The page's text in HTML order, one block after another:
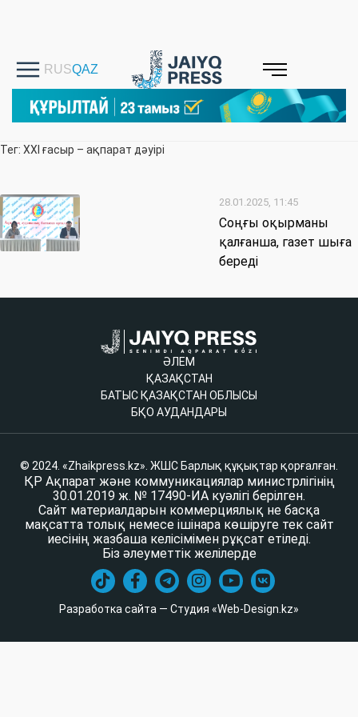
Тег: ХХІ ғасыр – ақпарат дәуірі
28.01.2025, 11:45
Соңғы оқырманы
қалғанша, газет шыға
береді
ӘЛЕМ
ҚАЗАҚСТАН
БАТЫС ҚАЗАҚСТАН ОБЛЫСЫ
БҚО АУДАНДАРЫ
© 2024. «Zhaikpress.kz». ЖШС Барлық құқықтар қорғалған.
ҚР Ақпарат және коммуникациялар министрлігінің
30.01.2019 ж. № 17490-ИА куәлігі берілген.
Сайт материалдарын коммерциялық не басқа
мақсатта толық немесе ішінара көшіруге тек сайт
иесінің жазбаша келісімімен рұқсат етіледі.
Біз әлеуметтік желілерде
Разработка сайта — Студия «Web-Design.kz»